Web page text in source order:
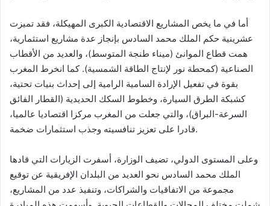
أما في ما يخص المشاريع الاقتصادية الكبرى المهيكلة، فقد تميزت
عشرينية حكم الملك محمد السادس بإنجاز عدة مشاريع استثمارية،
همت قطاع الموانئ (ميناء طنجة المتوسط)، والعديد من الأقطاب
الصناعية (كمحطة نور لإنتاج الطاقة الشمسية). كما انخرط المغرب
بقوة في تفعيل الإرادة السامية الرامية إلى إحداث بنيات تحتية،
كشبكة الطرق السيارة، وخطوط السكك الحديدية (القطار الفائق
السرعة-البراق)، والتي جعلت من المغرب مركزا اقتصاديا عالميا،
قادرا على تعزيز تنافسيته وجذب استثمارات ضخمة.
وعلى المستوى الدولي، تضيف الوزارة، أسفرت الزيارات التي قادها
الملك محمد السادس نحو العديد من البلدان الإفريقية عن توقيع
مجموعة من الاتفاقيات والشراكات، وتنفيذ عدد من المشاريع،